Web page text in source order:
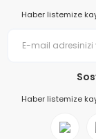
Haber listemize
Haber listemize